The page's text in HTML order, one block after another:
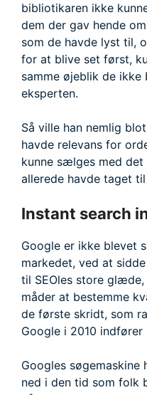
bibliotikaren ikke
dem der gav hende
som de havde lyst til,
for at blive set først,
samme øjeblik de ikke
eksperten.
Så ville han nemlig
havde relevans for
kunne sælges med
allerede havde taget
Instant search
Google er ikke blevet
markedet, ved at
til SEOles store
måder at bestemme
de første skridt, som
Google i 2010 indfører
Googles
ned i den tid som folk